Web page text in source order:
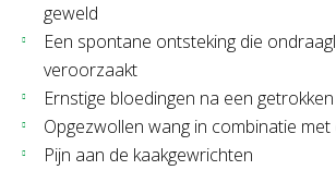
geweld
Een spontane ontsteking die
veroorzaakt
Ernstige bloedingen na een
Opgezwollen wang in combinatie met
Pijn aan de kaakgewrichten